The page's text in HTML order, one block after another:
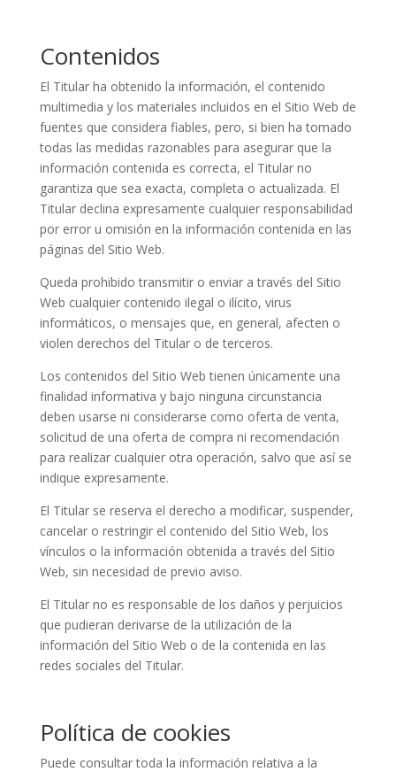
Contenidos
El Titular ha obtenido la información, el contenido
multimedia y los materiales incluidos en el Sitio Web de
fuentes que considera fiables, pero, si bien ha tomado
todas las medidas razonables para asegurar que la
información contenida es correcta, el Titular no
garantiza que sea exacta, completa o actualizada. El
Titular declina expresamente cualquier responsabilidad
por error u omisión en la información contenida en las
páginas del Sitio Web.
Queda prohibido transmitir o enviar a través del Sitio
Web cualquier contenido ilegal o ilícito, virus
informáticos, o mensajes que, en general, afecten o
violen derechos del Titular o de terceros.
Los contenidos del Sitio Web tienen únicamente una
finalidad informativa y bajo ninguna circunstancia
deben usarse ni considerarse como oferta de venta,
solicitud de una oferta de compra ni recomendación
para realizar cualquier otra operación, salvo que así se
indique expresamente.
El Titular se reserva el derecho a modificar, suspender,
cancelar o restringir el contenido del Sitio Web, los
vínculos o la información obtenida a través del Sitio
Web, sin necesidad de previo aviso.
El Titular no es responsable de los daños y perjuicios
que pudieran derivarse de la utilización de la
información del Sitio Web o de la contenida en las
redes sociales del Titular.
Política de cookies
Puede consultar toda la información relativa a la